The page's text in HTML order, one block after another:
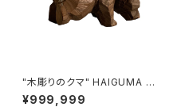
"木彫りのクマ" HAIGUMA ma
de in HOKKAIDO
¥999,999